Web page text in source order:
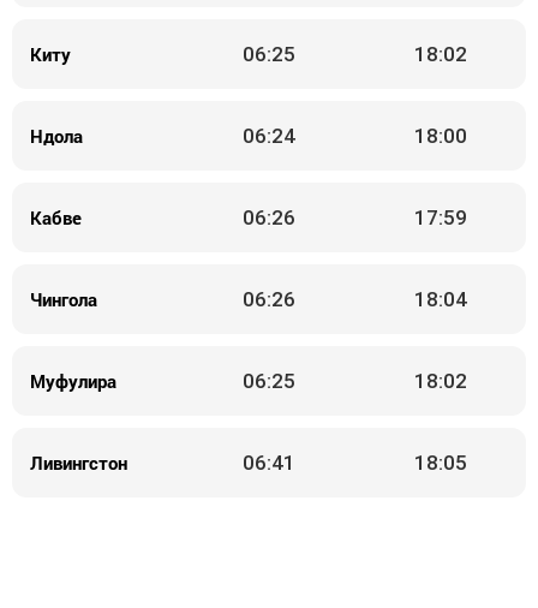
Киту 06:25 18:02
Ндола 06:24 18:00
Кабве 06:26 17:59
Чингола 06:26 18:04
Муфулира 06:25 18:02
Ливингстон 06:41 18:05